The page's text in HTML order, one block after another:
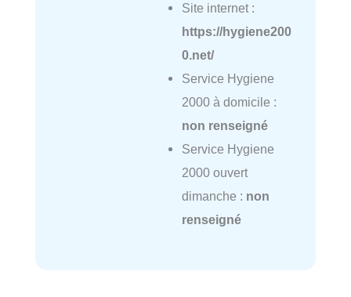
Site internet :
https://hygiene200
0.net/
Service Hygiene
2000 à domicile :
non renseigné
Service Hygiene
2000 ouvert
dimanche : non
renseigné